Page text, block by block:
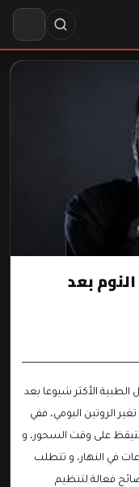
بعد
الطبية الأكثر شيوعا بعد
الروتين اليومي، ففي
على وقت السحور، و
في النهار، و تتطلب
فعالة لتنظيم